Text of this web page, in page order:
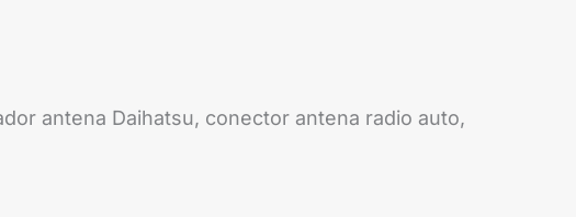
antena Daihatsu, conector antena radio auto,